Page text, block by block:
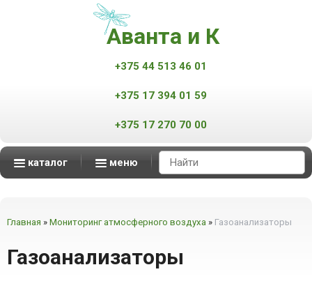
Аванта и К
+375 44 513 46 01
+375 17 394 01 59
+375 17 270 70 00
каталог меню
Главная » Мониторинг атмосферного воздуха » Газоанализаторы
Газоанализаторы